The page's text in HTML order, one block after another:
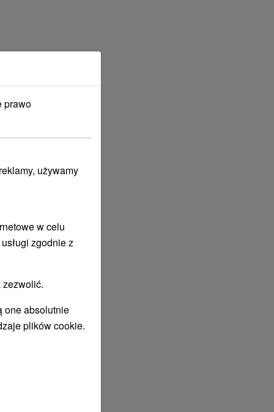
prawo
używamy
w celu
zgodnie z
one absolutnie
plików cookie.